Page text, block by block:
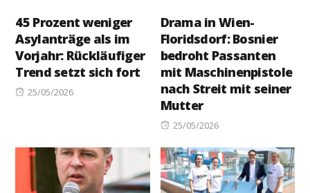
45 Prozent weniger
Asylanträge als im
Vorjahr: Rückläufiger
Trend setzt sich fort
Posted
25/05/2026
Drama in Wien-
Floridsdorf: Bosnier
bedroht Passanten
mit Maschinenpistole
nach Streit mit seiner
Mutter
Posted
25/05/2026